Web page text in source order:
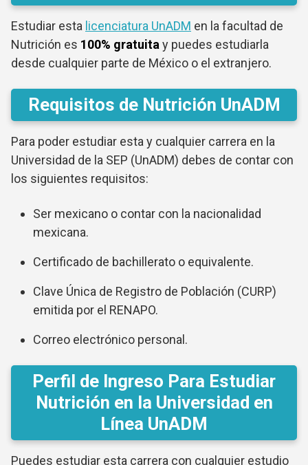
Estudiar esta licenciatura UnADM en la facultad de
Nutrición es 100% gratuita y puedes estudiarla
desde cualquier parte de México o el extranjero.
Requisitos de Nutrición UnADM
Para poder estudiar esta y cualquier carrera en la
Universidad de la SEP (UnADM) debes de contar con
los siguientes requisitos:
Ser mexicano o contar con la nacionalidad
mexicana.
Certificado de bachillerato o equivalente.
Clave Única de Registro de Población (CURP)
emitida por el RENAPO.
Correo electrónico personal.
Perfil de Ingreso Para Estudiar
Nutrición en la Universidad en
Línea UnADM
Puedes estudiar esta carrera con cualquier estudio